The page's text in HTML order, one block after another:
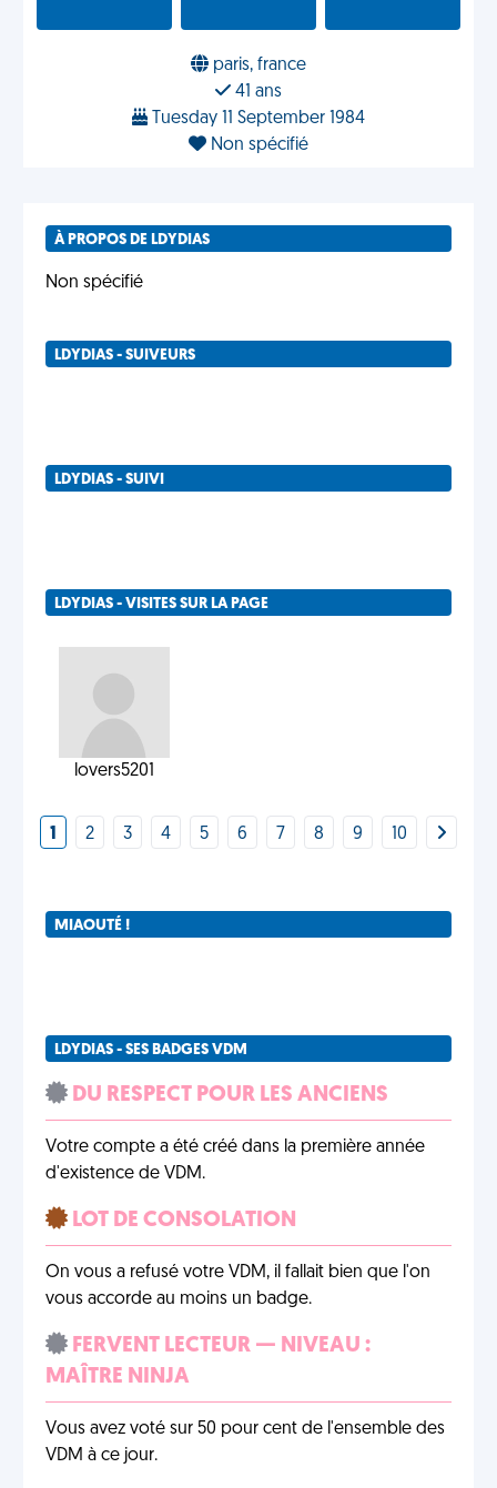
paris, france
41 ans
Tuesday 11 September 1984
Non spécifié
À PROPOS DE LDYDIAS
Non spécifié
LDYDIAS - SUIVEURS
LDYDIAS - SUIVI
LDYDIAS - VISITES SUR LA PAGE
lovers5201
1 2 3 4 5 6 7 8 9 10
MIAOUTÉ !
LDYDIAS - SES BADGES VDM
DU RESPECT POUR LES ANCIENS
Votre compte a été créé dans la première année
d'existence de VDM.
LOT DE CONSOLATION
On vous a refusé votre VDM, il fallait bien que l'on
vous accorde au moins un badge.
FERVENT LECTEUR — NIVEAU :
MAÎTRE NINJA
Vous avez voté sur 50 pour cent de l'ensemble des
VDM à ce jour.